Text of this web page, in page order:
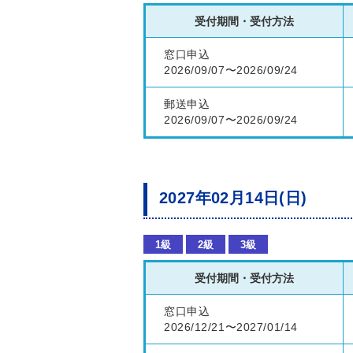
受付期間・受付方法
窓口申込
2026/09/07〜2026/09/24
郵送申込
2026/09/07〜2026/09/24
2027年02月14日(日)
1級 2級 3級
受付期間・受付方法
窓口申込
2026/12/21〜2027/01/14